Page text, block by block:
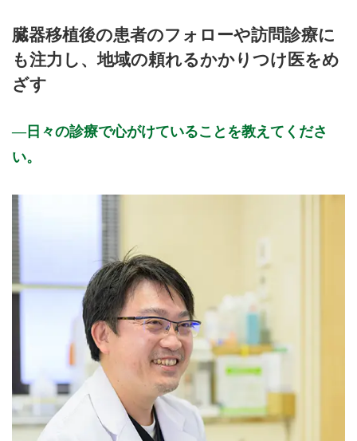
9:00～13:00
● ● ● ●
●
15:00～18:00
● ● ● ●
※診療時間や臨時休診・診療内容等について、事前に必ず医療
初診受付
再診受付
臓器移植後の患者のフォローや訪問診療に
も注力し、地域の頼れるかかりつけ医をめ
ざす
日々の診療で心がけていることを教えてくださ
い。